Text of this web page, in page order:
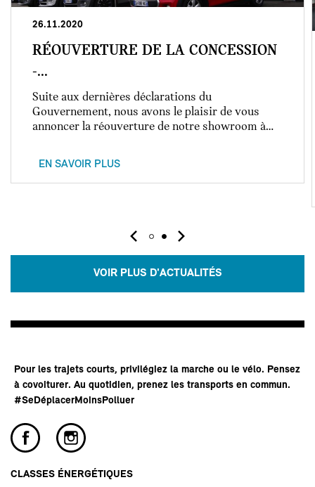
26.11.2020
RÉOUVERTURE DE LA CONCESSION
-...
Suite aux dernières déclarations du
Gouvernement, nous avons le plaisir de vous
annoncer la réouverture de notre showroom à…
EN SAVOIR PLUS
VOIR PLUS D'ACTUALITÉS
Pour les trajets courts, privilégiez la marche ou le vélo. Pensez
à covoiturer. Au quotidien, prenez les transports en commun.
#SeDéplacerMoinsPolluer
CLASSES ÉNERGÉTIQUES